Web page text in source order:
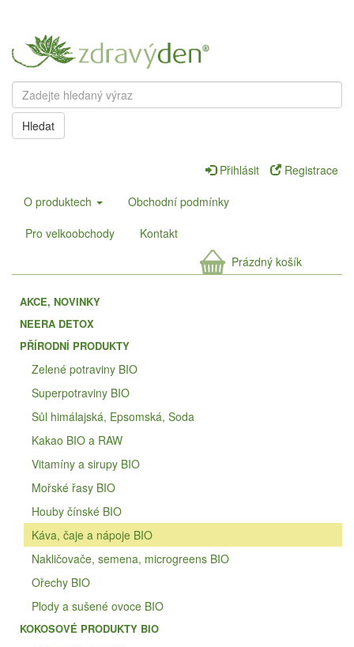
Hledat
Přihlásit
Registrace
O produktech
Obchodní podmínky
Pro velkoobchody
Kontakt
Prázdný košík
AKCE, NOVINKY
NEERA DETOX
PŘÍRODNÍ PRODUKTY
Zelené potraviny BIO
Superpotraviny BIO
Sůl himálajská, Epsomská, Soda
Kakao BIO a RAW
Vitamíny a sirupy BIO
Mořské řasy BIO
Houby čínské BIO
Káva, čaje a nápoje BIO
Nakličovače, semena, microgreens BIO
Ořechy BIO
Plody a sušené ovoce BIO
KOKOSOVÉ PRODUKTY BIO